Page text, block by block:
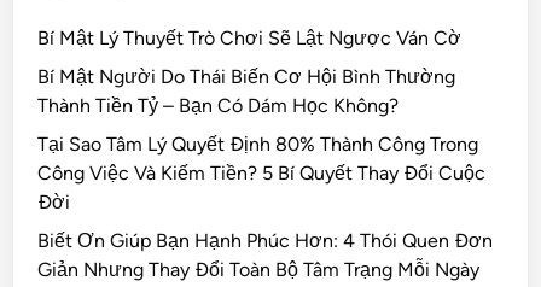
Bí Mật Lý Thuyết Trò Chơi Sẽ Lật Ngược Ván Cờ
Bí Mật Người Do Thái Biến Cơ Hội Bình Thường
Thành Tiền Tỷ – Bạn Có Dám Học Không?
Tại Sao Tâm Lý Quyết Định 80% Thành Công Trong
Công Việc Và Kiếm Tiền? 5 Bí Quyết Thay Đổi Cuộc
Đời
Biết Ơn Giúp Bạn Hạnh Phúc Hơn: 4 Thói Quen Đơn
Giản Nhưng Thay Đổi Toàn Bộ Tâm Trạng Mỗi Ngày